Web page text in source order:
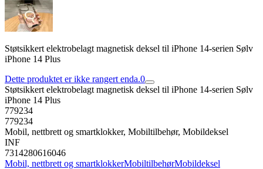
Støtsikkert elektrobelagt magnetisk deksel til iPhone 14-serien Sølv
iPhone 14 Plus
Dette produktet er ikke rangert enda.0
Støtsikkert elektrobelagt magnetisk deksel til iPhone 14-serien Sølv
iPhone 14 Plus
779234
779234
Mobil, nettbrett og smartklokker, Mobiltilbehør, Mobildeksel
INF
7314280616046
Mobil, nettbrett og smartklokkerMobiltilbehørMobildeksel